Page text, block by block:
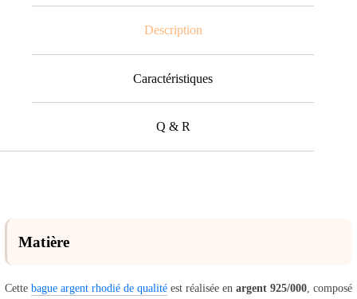
Description
Caractéristiques
Q & R
Matière
Cette bague argent rhodié de qualité est réalisée en argent 925/000 , composé